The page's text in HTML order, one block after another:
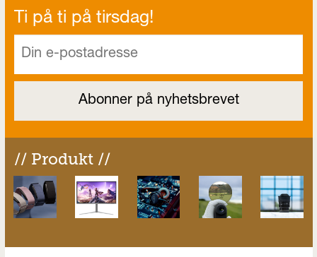
Ti på ti på tirsdag!
// Produkt //